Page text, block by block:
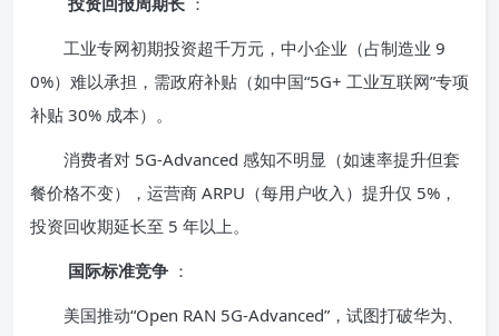
工业专网初期投资超千万元，中小企业（占制造业 9
0%）难以承担，需政府补贴（如中国“5G+ 工业互联网”专项
补贴 30% 成本）。
消费者对 5G-Advanced 感知不明显（如速率提升但套
餐价格不变），运营商 ARPU（每用户收入）提升仅 5%，
投资回收期延长至 5 年以上。
国际标准竞争 ：
美国推动“Open RAN 5G-Advanced”，试图打破华为、